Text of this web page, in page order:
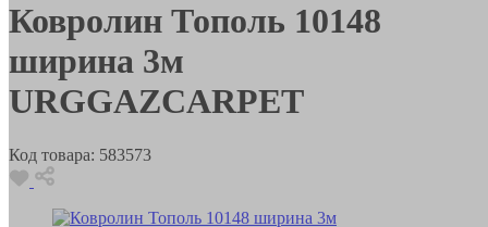
Ковролин Тополь 10148
ширина 3м
URGGAZCARPET
Код товара: 583573